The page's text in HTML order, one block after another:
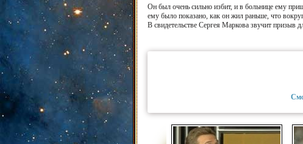
Он был очень сильно избит, и в больнице ему
ему было показано, как он жил раньше, что
В свидетельстве Сергея Маркова звучит призыв